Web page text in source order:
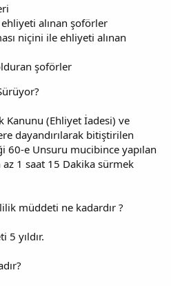
alınan şoförler
niçini ile ehliyeti alınan
şoförler
Kanunu (Ehliyet İadesi) ve
dayandırılarak bitiştirilen
60-e Unsuru mucibince yapılan
1 saat 15 Dakika sürmek
müddeti ne kadardır ?
5 yıldır.